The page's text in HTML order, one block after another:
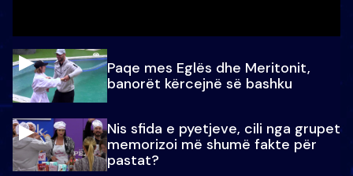
Paqe mes Eglës dhe Meritonit,
banorët kërcejnë së bashku
Nis sfida e pyetjeve, cili nga grupet
memorizoi më shumë fakte për
pastat?